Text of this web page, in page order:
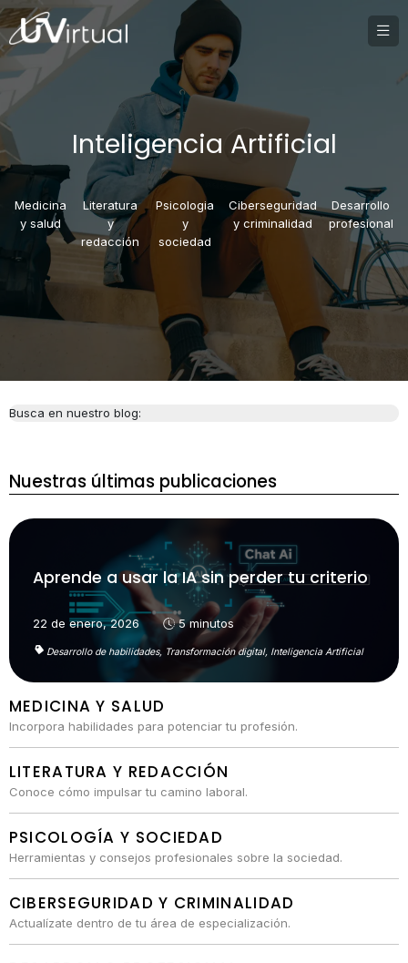
Inteligencia Artificial
Medicina
y salud
Literatura
y
redacción
Psicologia
y
sociedad
Ciberseguridad
y criminalidad
Desarrollo
profesional
Busca en nuestro blog:
Nuestras últimas publicaciones
Aprende a usar la IA sin perder tu criterio
22 de enero, 2026 5 minutos
Desarrollo de habilidades, Transformación digital, Inteligencia Artificial
MEDICINA Y SALUD
Incorpora habilidades para potenciar tu profesión.
LITERATURA Y REDACCIÓN
Conoce cómo impulsar tu camino laboral.
PSICOLOGÍA Y SOCIEDAD
Herramientas y consejos profesionales sobre la sociedad.
CIBERSEGURIDAD Y CRIMINALIDAD
Actualízate dentro de tu área de especialización.